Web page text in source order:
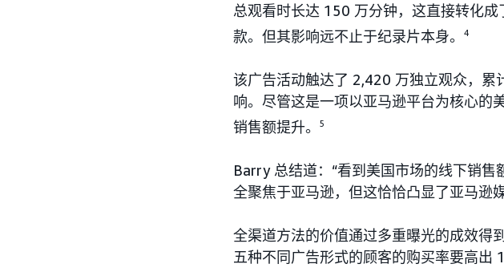
总观看时长达 150 万分钟，这直接转化
款。但其影响远不止于纪录片本身。
4
该广告活动触达了 2,420 万独立观众，
响。尽管这是一项以亚马逊平台为核心的
销售额提升。
5
Barry 总结道：“看到美国市场的线下销
全聚焦于亚马逊，但这恰恰凸显了亚马逊
全渠道方法的价值通过多重曝光的成效得
五种不同广告形式的顾客的购买率要高出